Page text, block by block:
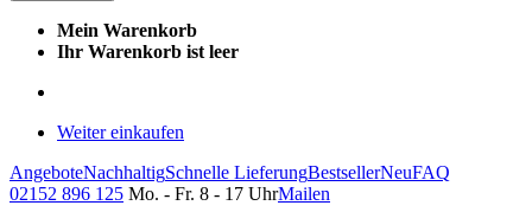
Mein Warenkorb
Ihr Warenkorb ist leer
Weiter einkaufen
AngeboteNachhaltigSchnelle LieferungBestsellerNeuFAQ
02152 896 125 Mo. - Fr. 8 - 17 UhrMailen